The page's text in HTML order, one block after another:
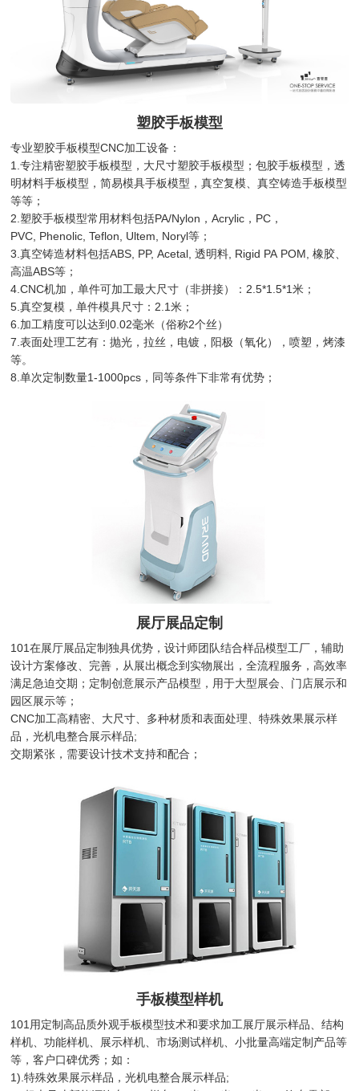
塑胶手板模型
专业塑胶手板模型CNC加工设备：
1.专注精密塑胶手板模型，大尺寸塑胶手板模型；包胶手板模型，透
明材料手板模型，简易模具手板模型，真空复模、真空铸造手板模型
等等；
2.塑胶手板模型常用材料包括PA/Nylon，Acrylic，PC，
PVC, Phenolic, Teflon, Ultem, Noryl等；
3.真空铸造材料包括ABS, PP, Acetal, 透明料, Rigid PA POM, 橡胶、
高温ABS等；
4.CNC机加，单件可加工最大尺寸（非拼接）：2.5*1.5*1米；
5.真空复模，单件模具尺寸：2.1米；
6.加工精度可以达到0.02毫米（俗称2个丝）
7.表面处理工艺有：抛光，拉丝，电镀，阳极（氧化），喷塑，烤漆
等。
8.单次定制数量1-1000pcs，同等条件下非常有优势；
展厅展品定制
101在展厅展品定制独具优势，设计师团队结合样品模型工厂，辅助
设计方案修改、完善，从展出概念到实物展出，全流程服务，高效率
满足急迫交期；定制创意展示产品模型，用于大型展会、门店展示和
园区展示等；
CNC加工高精密、大尺寸、多种材质和表面处理、特殊效果展示样
品，光机电整合展示样品;
交期紧张，需要设计技术支持和配合；
手板模型样机
101用定制高品质外观手板模型技术和要求加工展厅展示样品、结构
样机、功能样机、展示样机、市场测试样机、小批量高端定制产品等
等，客户口碑优秀；如：
1).特殊效果展示样品，光机电整合展示样品;